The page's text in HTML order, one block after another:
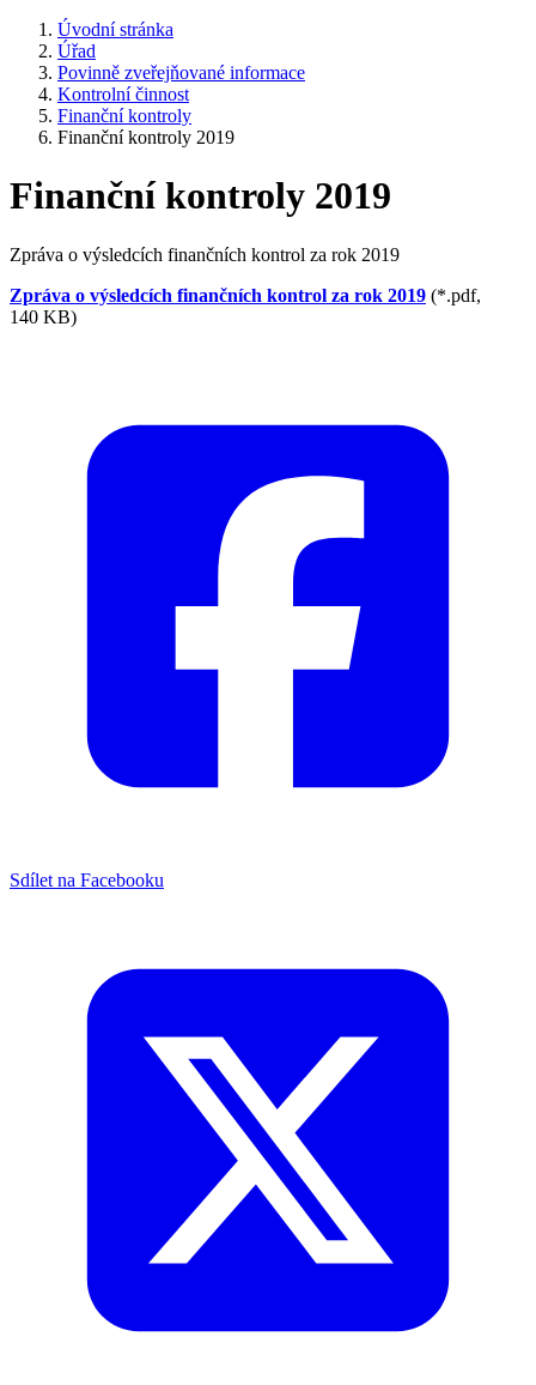
Úvodní stránka
Úřad
Povinně zveřejňované informace
Kontrolní činnost
Finanční kontroly
Finanční kontroly 2019
Finanční kontroly 2019
Zpráva o výsledcích finančních kontrol za rok 2019
Zpráva o výsledcích finančních kontrol za rok 2019 (*.pdf,
140 KB)
Sdílet na Facebooku